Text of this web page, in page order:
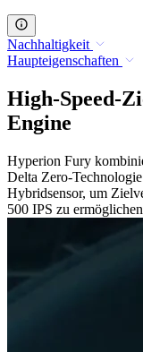
Nachhaltigkeit
Haupteigenschaften
High-Speed-
Engine
Hyperion Fury
Delta Zero-
Hybridsensor, um
500 IPS zu